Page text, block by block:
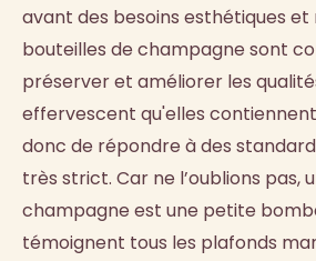
avant des besoins esthétiques et
bouteilles de champagne sont
préserver et améliorer les
effervescent qu'elles
donc de répondre à des
très strict. Car ne l’oublions pas,
champagne est une petite
témoignent tous les plafonds